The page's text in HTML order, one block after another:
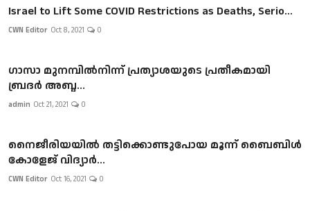
Israel to Lift Some COVID Restrictions as Deaths, Serio...
CWN Editor Oct 8, 2021 0
ഗാസാ മുനമ്പിൽനിന്ന് പ്രത്യാശയുടെ പ്രതീകമായി
ബ്രദർ അബ്ദ...
admin Oct 21, 2021 0
നൈജീരിയയിൽ തട്ടിക്കൊണ്ടുപോയ മൂന്ന് ബൈബിൾ
കോളേജ് വിദ്യാർ...
CWN Editor Oct 16, 2021 0